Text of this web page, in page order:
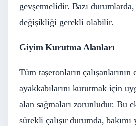
gevşetmelidir. Bazı
değişikliği gerekli olabilir.
Giyim Kurutma Alanları
Tüm taşeronların
ayakkabılarını kurutmak için
alan sağmaları zorunludur. Bu
sürekli çalışır durumda, bakımı